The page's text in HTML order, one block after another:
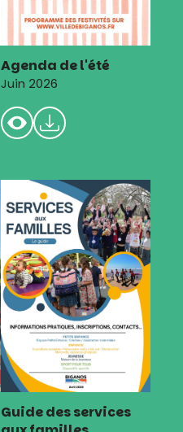
Agenda de l'été
Juin 2026
Guide des services